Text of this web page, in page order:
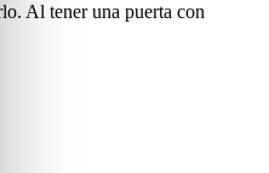
Al tener una puerta con